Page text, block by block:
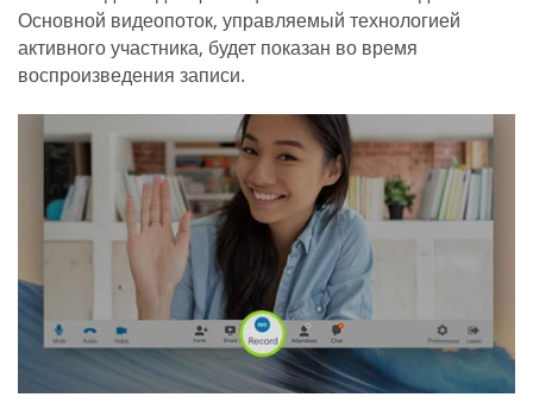
Основной видеопоток, управляемый технологией
активного участника, будет показан во время
воспроизведения записи.